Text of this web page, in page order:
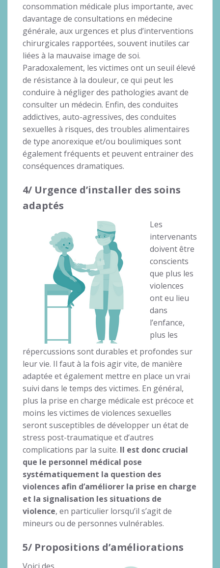
consommation médicale plus importante, avec
davantage de consultations en médecine
générale, aux urgences et plus d’interventions
chirurgicales rapportées, souvent inutiles car
liées à la mauvaise image de soi.
Paradoxalement, les victimes ont un seuil élevé
de résistance à la douleur, ce qui peut les
conduire à négliger des pathologies avant de
consulter un médecin. Enfin, des conduites
addictives, auto-agressives, des conduites
sexuelles à risques, des troubles alimentaires
de type anorexique et/ou boulimiques sont
également fréquents et peuvent entrainer des
conséquences dramatiques.
4/ Urgence d’installer des soins
adaptés
Les
intervenants
doivent être
conscients
que plus les
violences
ont eu lieu
dans
l’enfance,
plus les
répercussions sont durables et profondes sur
leur vie. Il faut à la fois agir vite, de manière
adaptée et également mettre en place un vrai
suivi dans le temps des victimes. En général,
plus la prise en charge médicale est précoce et
moins les victimes de violences sexuelles
seront susceptibles de développer un état de
stress post-traumatique et d’autres
complications par la suite. Il est donc crucial
que le personnel médical pose
systématiquement la question des
violences afin d’améliorer la prise en charge
et la signalisation les situations de
violence, en particulier lorsqu’il s’agit de
mineurs ou de personnes vulnérables.
5/ Propositions d’améliorations